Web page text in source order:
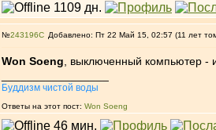
№243196 Добавлено: Пт 22 Май 15, 02:57 (11 лет
Won Soeng , выключенный компьютер
Буддизм чистой воды
Ответы на этот пост: Won Soeng